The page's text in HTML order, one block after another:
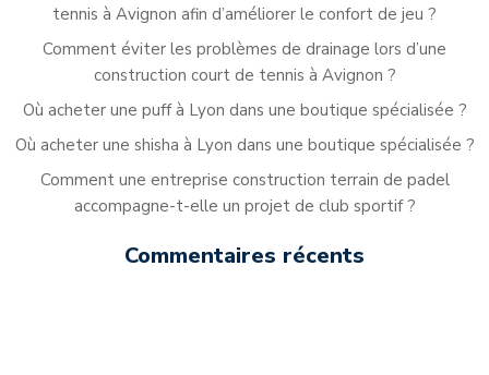
tennis à Avignon afin d’améliorer le confort de jeu ?
Comment éviter les problèmes de drainage lors d’une
construction court de tennis à Avignon ?
Où acheter une puff à Lyon dans une boutique spécialisée ?
Où acheter une shisha à Lyon dans une boutique spécialisée ?
Comment une entreprise construction terrain de padel
accompagne-t-elle un projet de club sportif ?
Commentaires récents